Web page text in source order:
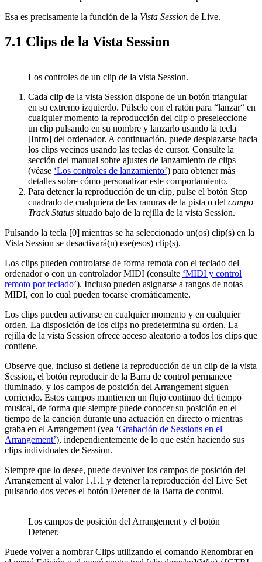
Esa es precisamente la función de la Vista Session de Live.
7.1 Clips de la Vista Session
Los controles de un clip de la vista Session.
Cada clip de la vista Session dispone de un botón triangular
en su extremo izquierdo. Púlselo con el ratón para “lanzar“ en
cualquier momento la reproducción del clip o preseleccione
un clip pulsando en su nombre y lanzarlo usando la tecla
[Intro] del ordenador. A continuación, puede desplazarse hacia
los clips vecinos usando las teclas de cursor. Consulte la
sección del manual sobre ajustes de lanzamiento de clips
(véase ‘Los controles de lanzamiento’) para obtener más
detalles sobre cómo personalizar este comportamiento.
Para detener la reproducción de un clip, pulse el botón Stop
cuadrado de cualquiera de las ranuras de la pista o del campo
Track Status situado bajo de la rejilla de la vista Session.
Pulsando la tecla [0] mientras se ha seleccionado un(os) clip(s) en la
Vista Session se desactivará(n) ese(esos) clip(s).
Los clips pueden controlarse de forma remota con el teclado del
ordenador o con un controlador MIDI (consulte ‘MIDI y control
remoto por teclado’). Incluso pueden asignarse a rangos de notas
MIDI, con lo cual pueden tocarse cromáticamente.
Los clips pueden activarse en cualquier momento y en cualquier
orden. La disposición de los clips no predetermina su orden. La
rejilla de la vista Session ofrece acceso aleatorio a todos los clips que
contiene.
Observe que, incluso si detiene la reproducción de un clip de la vista
Session, el botón reproducir de la Barra de control permanece
iluminado, y los campos de posición del Arrangement siguen
corriendo. Estos campos mantienen un flujo continuo del tiempo
musical, de forma que siempre puede conocer su posición en el
tiempo de la canción durante una actuación en directo o mientras
graba en el Arrangement (vea ‘Grabación de Sessions en el
Arrangement’), independientemente de lo que estén haciendo sus
clips individuales de Session.
Siempre que lo desee, puede devolver los campos de posición del
Arrangement al valor 1.1.1 y detener la reproducción del Live Set
pulsando dos veces el botón Detener de la Barra de control.
Los campos de posición del Arrangement y el botón
Detener.
Puede volver a nombrar Clips utilizando el comando Renombrar en